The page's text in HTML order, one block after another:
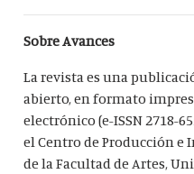
Sobre Avances
La revista es una
abierto, en formato
electrónico (e-ISSN 2718-
el Centro de Producción e
de la Facultad de Artes,